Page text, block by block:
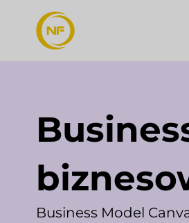
Business Model